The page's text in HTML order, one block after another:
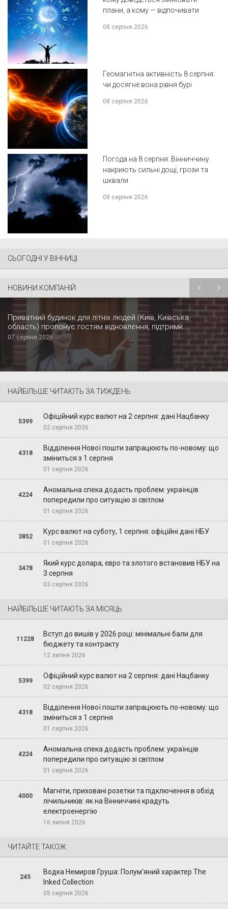
плани, а кому — відпочивати
08 серпня 2026
Геомагнітна активність 8 серпня:
чи досягне вона рівня бурі
08 серпня 2026
Погода на 8 серпня: Вінниччину
накриють сильні дощі, грози та
шквали
08 серпня 2026
СЬОГОДНІ У ВІННИЦІ
НОВИНИ КОМПАНІЙ
Приватний будинок для літніх людей (Київ, Київська
область) пропонує гостям відновлення, підтримк...
07 серпня 2026
НАЙБІЛЬШЕ ЧИТАЮТЬ ЗА ТИЖДЕНЬ
5399
Офіційний курс валют на 2 серпня: дані Нацбанку
02 серпня 2026
4318
Відділення Нової пошти запрацюють по-новому: що
зміниться з 1 серпня
01 серпня 2026
4224
Аномальна спека додасть проблем: українців
попередили про ситуацію зі світлом
01 серпня 2026
3852
Курс валют на суботу, 1 серпня: офіційні дані НБУ
01 серпня 2026
3478
Який курс долара, євро та злотого встановив НБУ на
3 серпня
03 серпня 2026
НАЙБІЛЬШЕ ЧИТАЮТЬ ЗА МІСЯЦЬ
11228
Вступ до вишів у 2026 році: мінімальні бали для
бюджету та контракту
12 липня 2026
5399
Офіційний курс валют на 2 серпня: дані Нацбанку
02 серпня 2026
4318
Відділення Нової пошти запрацюють по-новому: що
зміниться з 1 серпня
01 серпня 2026
4224
Аномальна спека додасть проблем: українців
попередили про ситуацію зі світлом
01 серпня 2026
4000
Магніти, приховані розетки та підключення в обхід
лічильників: як на Вінниччині крадуть
електроенергію
16 липня 2026
ЧИТАЙТЕ ТАКОЖ
245
Водка Немиров Груша: Полум'яний характер The
Inked Collection
05 серпня 2026